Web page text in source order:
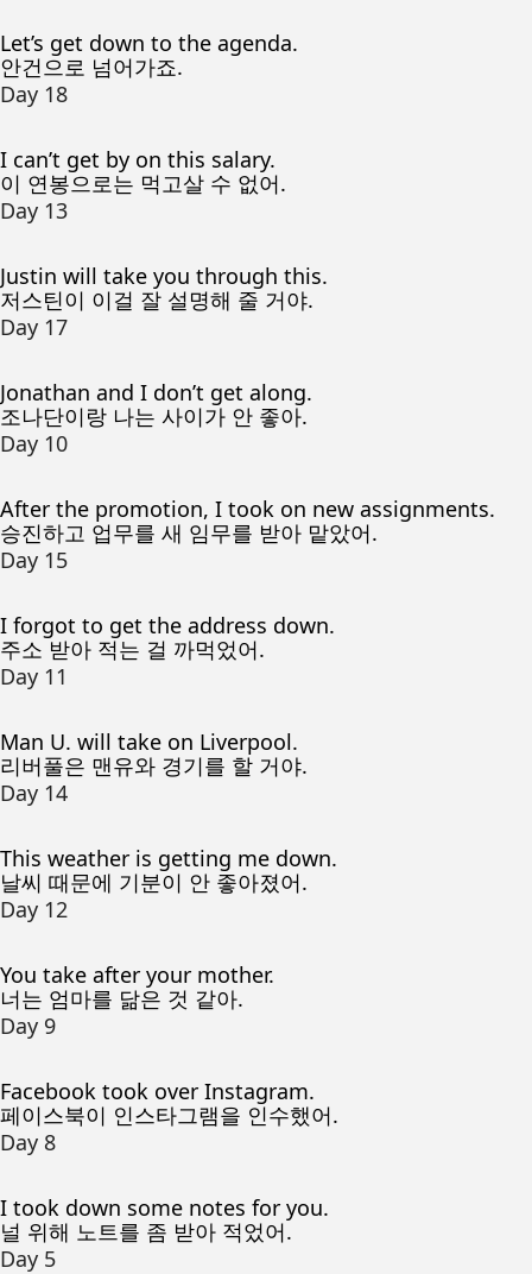
Let’s get down to the agenda.
안건으로 넘어가죠.
Day 18
I can’t get by on this salary.
이 연봉으로는 먹고살 수 없어.
Day 13
Justin will take you through this.
저스틴이 이걸 잘 설명해 줄 거야.
Day 17
Jonathan and I don’t get along.
조나단이랑 나는 사이가 안 좋아.
Day 10
After the promotion, I took on new assignments.
승진하고 업무를 새 임무를 받아 맡았어.
Day 15
I forgot to get the address down.
주소 받아 적는 걸 까먹었어.
Day 11
Man U. will take on Liverpool.
리버풀은 맨유와 경기를 할 거야.
Day 14
This weather is getting me down.
날씨 때문에 기분이 안 좋아졌어.
Day 12
You take after your mother.
너는 엄마를 닮은 것 같아.
Day 9
Facebook took over Instagram.
페이스북이 인스타그램을 인수했어.
Day 8
I took down some notes for you.
널 위해 노트를 좀 받아 적었어.
Day 5